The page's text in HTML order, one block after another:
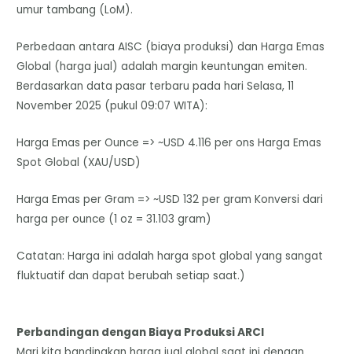
umur tambang (LoM).
Perbedaan antara AISC (biaya produksi) dan Harga Emas
Global (harga jual) adalah margin keuntungan emiten.
​Berdasarkan data pasar terbaru pada hari Selasa, 11
November 2025 (pukul 09:07 WITA):
Harga Emas per Ounce => ~USD 4.116 per ons Harga Emas
Spot Global (XAU/USD)
Harga Emas per Gram => ~USD 132 per gram Konversi dari
harga per ounce (1 oz = 31.103 gram)
Catatan: Harga ini adalah harga spot global yang sangat
fluktuatif dan dapat berubah setiap saat.)
Perbandingan dengan Biaya Produksi ARCI